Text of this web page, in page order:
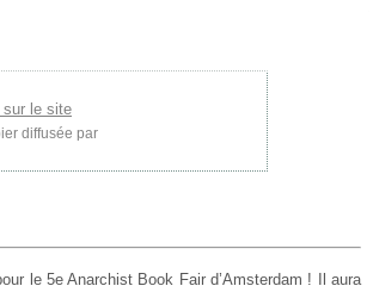
le site
diffusée par
le 5e Anarchist Book Fair d’Amsterdam ! Il aura